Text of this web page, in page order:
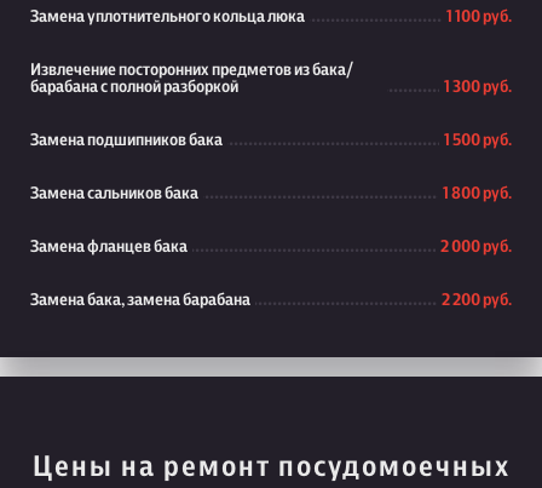
Замена уплотнительного кольца люка 1 100 руб.
Извлечение посторонних предметов из бака/
барабана с полной разборкой
1 300 руб.
Замена подшипников бака 1 500 руб.
Замена сальников бака 1 800 руб.
Замена фланцев бака 2 000 руб.
Замена бака, замена барабана 2 200 руб.
Цены на ремонт посудомоечных